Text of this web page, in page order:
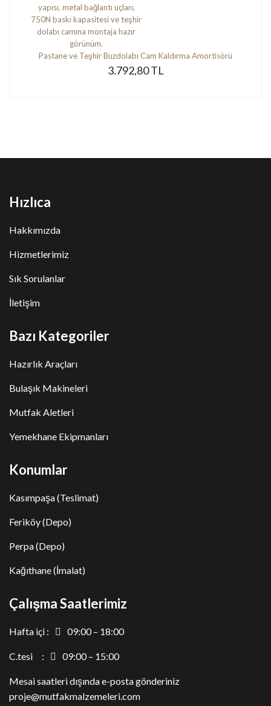
Pastane ve Teşhir Buzdolabı Cam Kaldırma Amortisörü
3.792,80 TL
Hızlıca
Hakkımızda
Hizmetlerimiz
Sık Sorulanlar
İletişim
Bazı Kategoriler
Hazırlık Araçları
Bulaşık Makineleri
Mutfak Aletleri
Yemekhane Ekipmanları
Konumlar
Kasımpaşa (Teslimat)
Feriköy (Depo)
Perpa (Depo)
Kağıthane (İmalat)
Çalışma Saatlerimiz
Hafta içi : 09:00 – 18:00
C.tesi : 09:00 – 15:00
Mesai saatleri dışında e-posta gönderiniz
proje@mutfakmalzemeleri.com